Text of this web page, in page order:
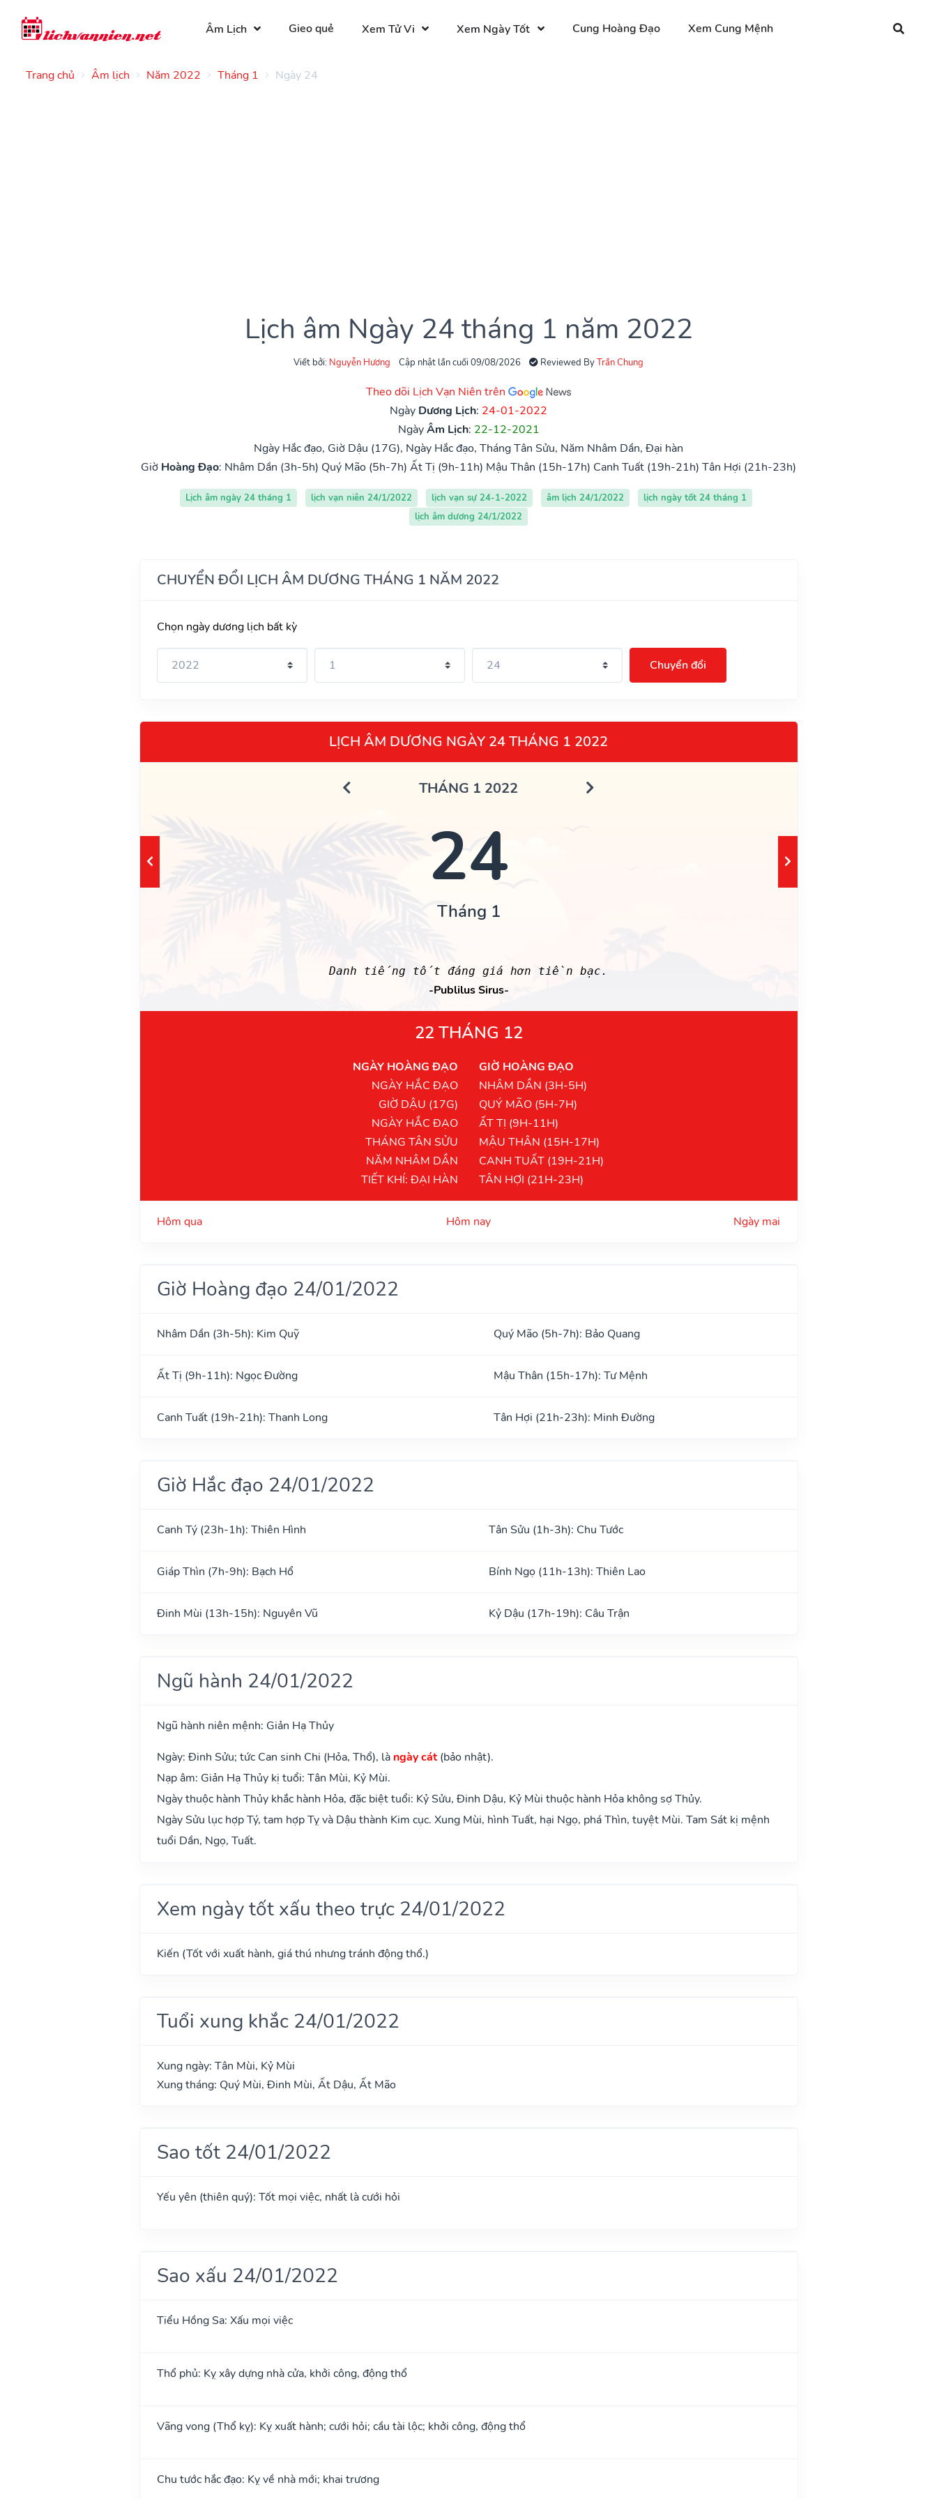
Âm Lịch Gieo quẻ Xem Tử Vi Xem Ngày Tốt Cung Hoàng Đạo Xem Cung Mệnh
Trang chủ Âm lịch Năm 2022 Tháng 1 Ngày 24
Lịch âm Ngày 24 tháng 1 năm 2022
Viết bởi: Nguyễn Hương Cập nhật lần cuối 09/08/2026 Reviewed ByTrần Chung
Theo dõi Lịch Vạn Niên trên
Ngày Dương Lịch: 24-01-2022
NgàyÂm Lịch: 22-12-2021
Ngày Hắc đạo, Giờ Dậu (17G), Ngày Hắc đạo, Tháng Tân Sửu, Năm Nhâm Dần, Đại hàn
Giờ Hoàng Đạo: Nhâm Dần (3h-5h) Quý Mão (5h-7h) Ất Tị (9h-11h) Mậu Thân (15h-17h) Canh Tuất (19h-21h) Tân Hợi (21h-23h)
Lịch âm ngày 24 tháng 1 lịch vạn niên 24/1/2022 lịch vạn sự 24-1-2022 âm lịch 24/1/2022
lịch ngày tốt 24 tháng 1
lịch âm dương 24/1/2022
CHUYỂN ĐỔI LỊCH ÂM DƯƠNG THÁNG 1 NĂM 2022
Chọn ngày dương lịch bất kỳ
Chuyển đổi
LỊCH ÂM DƯƠNG NGÀY 24 THÁNG 1 2022
THÁNG 1 2022
24
Tháng 1
Danh tiếng tốt đáng giá hơn tiền bạc.
-Publilus Sirus-
22 THÁNG 12
NGÀY HOÀNG ĐẠO
NGÀY HẮC ĐẠO
GIỜ DẬU (17G)
NGÀY HẮC ĐẠO
THÁNG TÂN SỬU
NĂM NHÂM DẦN
TIẾT KHÍ: ĐẠI HÀN
GIỜ HOÀNG ĐẠO
NHÂM DẦN (3H-5H)
QUÝ MÃO (5H-7H)
ẤT TỊ (9H-11H)
MẬU THÂN (15H-17H)
CANH TUẤT (19H-21H)
TÂN HỢI (21H-23H)
Hôm qua Hôm nay Ngày mai
Giờ Hoàng đạo 24/01/2022
Nhâm Dần (3h-5h): Kim Quỹ Quý Mão (5h-7h): Bảo Quang
Ất Tị (9h-11h): Ngọc Đường Mậu Thân (15h-17h): Tư Mệnh
Canh Tuất (19h-21h): Thanh Long Tân Hợi (21h-23h): Minh Đường
Giờ Hắc đạo 24/01/2022
Canh Tý (23h-1h): Thiên Hình Tân Sửu (1h-3h): Chu Tước
Giáp Thìn (7h-9h): Bạch Hổ Bính Ngọ (11h-13h): Thiên Lao
Đinh Mùi (13h-15h): Nguyên Vũ Kỷ Dậu (17h-19h): Câu Trận
Ngũ hành 24/01/2022
Ngũ hành niên mệnh: Giản Hạ Thủy
Ngày: Đinh Sửu; tức Can sinh Chi (Hỏa, Thổ), là ngày cát(bảo nhật).
Nạp âm: Giản Hạ Thủy kị tuổi: Tân Mùi, Kỷ Mùi.
Ngày thuộc hành Thủy khắc hành Hỏa, đặc biệt tuổi: Kỷ Sửu, Đinh Dậu, Kỷ Mùi thuộc hành Hỏa không sợ Thủy.
Ngày Sửu lục hợp Tý, tam hợp Tỵ và Dậu thành Kim cục. Xung Mùi, hình Tuất, hại Ngọ, phá Thìn, tuyệt Mùi. Tam Sát kị mệnh
tuổi Dần, Ngọ, Tuất.
Xem ngày tốt xấu theo trực 24/01/2022
Kiến (Tốt với xuất hành, giá thú nhưng tránh động thổ.)
Tuổi xung khắc 24/01/2022
Xung ngày: Tân Mùi, Kỷ Mùi
Xung tháng: Quý Mùi, Đinh Mùi, Ất Dậu, Ất Mão
Sao tốt 24/01/2022
Yếu yên (thiên quý): Tốt mọi việc, nhất là cưới hỏi
Sao xấu 24/01/2022
Tiểu Hồng Sa: Xấu mọi việc
Thổ phủ: Kỵ xây dựng nhà cửa, khởi công, động thổ
Vãng vong (Thổ kỵ): Kỵ xuất hành; cưới hỏi; cầu tài lộc; khởi công, động thổ
Chu tước hắc đạo: Kỵ về nhà mới; khai trương